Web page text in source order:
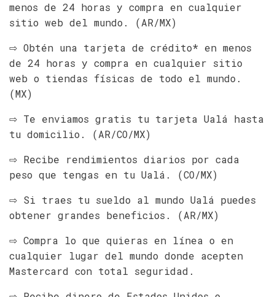
menos de 24 horas y compra en cualquier
sitio web del mundo. (AR/MX)
⇨ Obtén una tarjeta de crédito* en menos
de 24 horas y compra en cualquier sitio
web o tiendas físicas de todo el mundo.
(MX)
⇨ Te enviamos gratis tu tarjeta Ualá hasta
tu domicilio. (AR/CO/MX)
⇨ Recibe rendimientos diarios por cada
peso que tengas en tu Ualá. (CO/MX)
⇨ Si traes tu sueldo al mundo Ualá puedes
obtener grandes beneficios. (AR/MX)
⇨ Compra lo que quieras en línea o en
cualquier lugar del mundo donde acepten
Mastercard con total seguridad.